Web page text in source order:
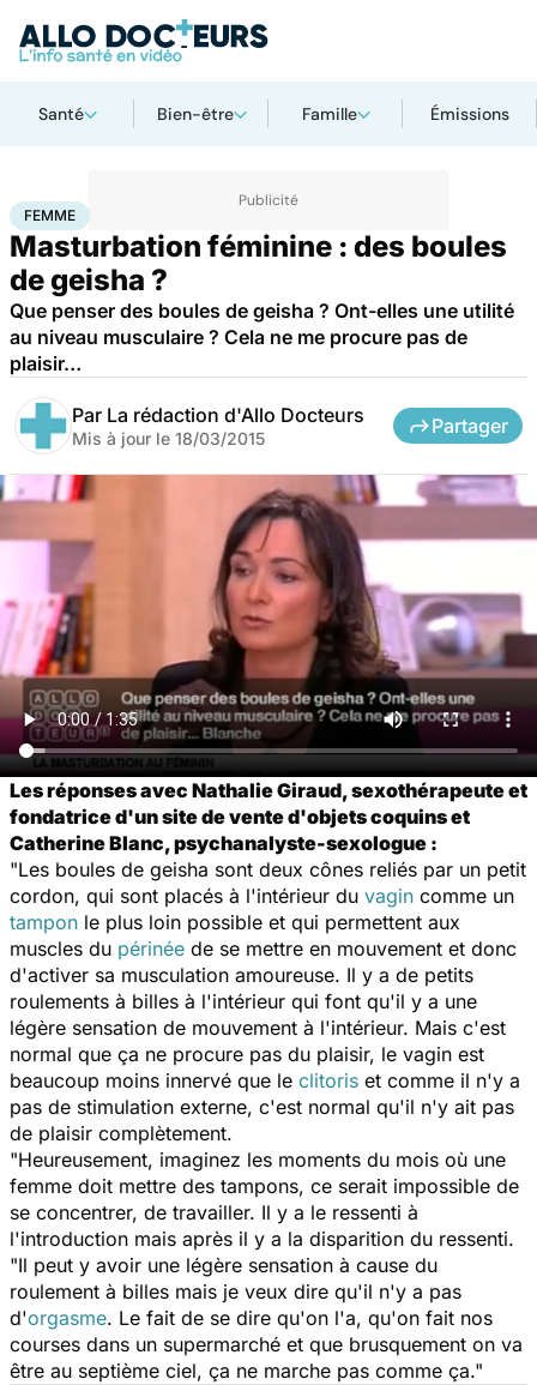
Santé Bien-être Famille Émissions
AccueilBien-être
FEMME
Masturbation féminine : des boules
de geisha ?
Que penser des boules de geisha ? Ont-elles une utilité
au niveau musculaire ? Cela ne me procure pas de
plaisir…
Par La rédaction d'Allo Docteurs
Mis à jour le 18/03/2015
Partager
Les réponses avec Nathalie Giraud, sexothérapeute et
fondatrice d'un site de vente d'objets coquins et
Catherine Blanc, psychanalyste-sexologue :
"Les boules de geisha sont deux cônes reliés par un petit
cordon, qui sont placés à l'intérieur du vagin comme un
tampon le plus loin possible et qui permettent aux
muscles du périnée de se mettre en mouvement et donc
d'activer sa musculation amoureuse. Il y a de petits
roulements à billes à l'intérieur qui font qu'il y a une
légère sensation de mouvement à l'intérieur. Mais c'est
normal que ça ne procure pas du plaisir, le vagin est
beaucoup moins innervé que le clitoris et comme il n'y a
pas de stimulation externe, c'est normal qu'il n'y ait pas
de plaisir complètement.
"Heureusement, imaginez les moments du mois où une
femme doit mettre des tampons, ce serait impossible de
se concentrer, de travailler. Il y a le ressenti à
l'introduction mais après il y a la disparition du ressenti.
"Il peut y avoir une légère sensation à cause du
roulement à billes mais je veux dire qu'il n'y a pas
d'orgasme. Le fait de se dire qu'on l'a, qu'on fait nos
courses dans un supermarché et que brusquement on va
être au septième ciel, ça ne marche pas comme ça."